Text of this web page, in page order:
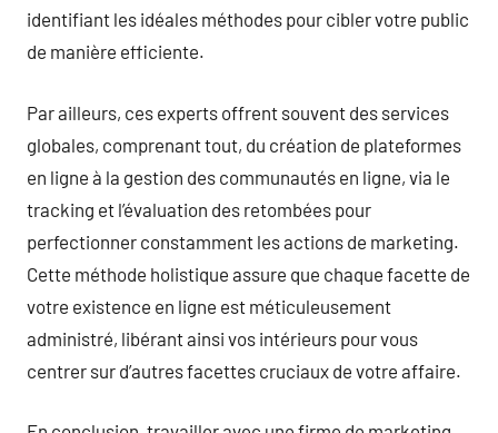
identifiant les idéales méthodes pour cibler votre public
de manière efficiente.
Par ailleurs, ces experts offrent souvent des services
globales, comprenant tout, du création de plateformes
en ligne à la gestion des communautés en ligne, via le
tracking et l’évaluation des retombées pour
perfectionner constamment les actions de marketing.
Cette méthode holistique assure que chaque facette de
votre existence en ligne est méticuleusement
administré, libérant ainsi vos intérieurs pour vous
centrer sur d’autres facettes cruciaux de votre affaire.